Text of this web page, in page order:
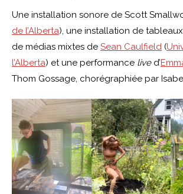
Une installation sonore de Scott
de l’Alberta), une installation de
de médias mixtes de Sean Caulfield (
l’Alberta) et une performance lived’
Thom Gossage, chorégraphiée par